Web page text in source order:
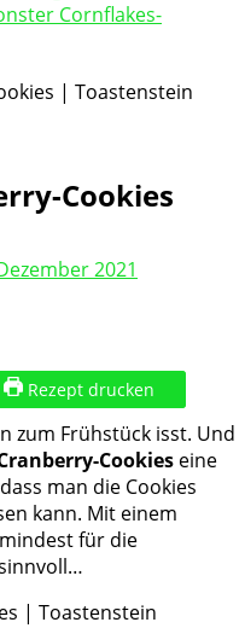
Cornflakes-
Cookies
2021
Rezept drucken
zum Frühstück isst. Und
Cookies eine
man die Cookies
kann. Mit einem
für die